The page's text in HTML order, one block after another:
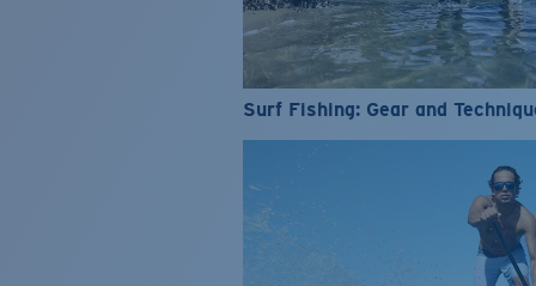
Surf Fishing: Gear and